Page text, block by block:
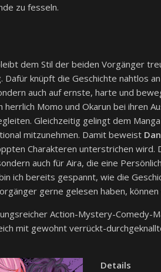
zu fesseln.
dem Stil der beiden Vorgänger
Dafür knüpft die Geschichte nahtlos
auch auf ernste, harte und
herrlich Momo und Okarun bei ihren
Gleichzeitig gelingt dem
mitzunehmen. Damit beweist
Charakteren unterstrichen
auch für Aira, die eine
ich bereits gespannt, wie die
gerne gelesen haben,
Action-Mystery-Comedy-
mit gewohnt verrückt-
Details